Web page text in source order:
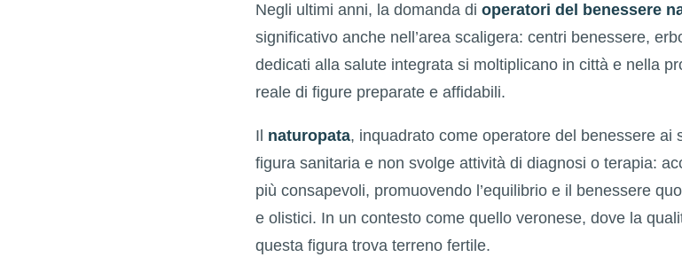
Negli ultimi anni, la domanda di operatori del benessere
significativo anche nell’area scaligera: centri benessere,
dedicati alla salute integrata si moltiplicano in città e nella
reale di figure preparate e affidabili.
Il naturopata, inquadrato come operatore del benessere ai
figura sanitaria e non svolge attività di diagnosi o terapia:
più consapevoli, promuovendo l’equilibrio e il benessere
e olistici. In un contesto come quello veronese, dove la
questa figura trova terreno fertile.